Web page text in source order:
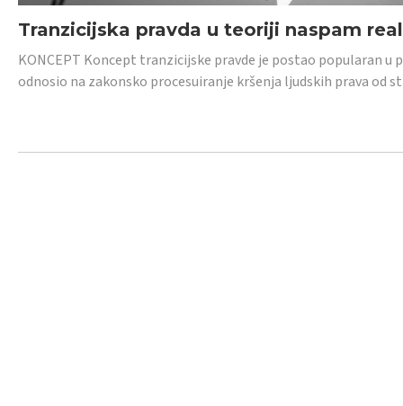
Tranzicijska pravda u teoriji naspam
KONCEPT Koncept tranzicijske pravde je postao popularan
odnosio na zakonsko procesuiranje kršenja ljudskih prava